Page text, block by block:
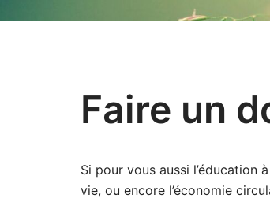
Faire un
Si pour vous aussi l’éducation
vie, ou encore l’économie